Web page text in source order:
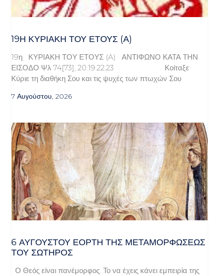
19Η ΚΥΡΙΑΚΉ ΤΟΥ ΈΤΟΥΣ (Α)
19η ΚΥΡΙΑΚΗ ΤΟΥ ΕΤΟΥΣ (A) ΑΝΤΙΦΩΝΟ ΚΑΤΑ ΤΗΝ
ΕΙΣΟΔΟ Ψλ 74[73], 20.19.22.23 Κοίταξε
Κύριε τη διαθήκη Σου και τις ψυχές των πτωχών Σου
7 Αυγούστου, 2026
6 ΑΥΓΟΥΣΤΟΥ ΕΟΡΤΗ ΤΗΣ ΜΕΤΑΜΟΡΦΩΣΕΩΣ
ΤΟΥ ΣΩΤΗΡΟΣ
Ο Θεός είναι πανέμορφος. Το να έχεις κάνει εμπειρία της